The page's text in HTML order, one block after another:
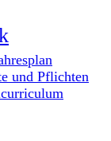
und Pflichten